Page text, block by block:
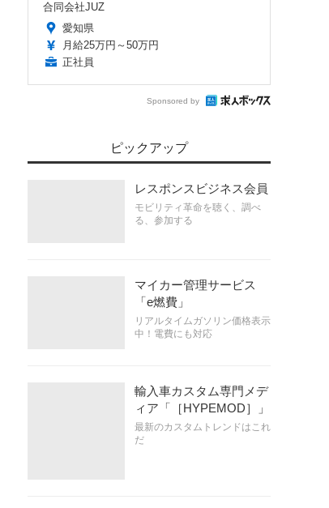
合同会社JUZ
愛知県
月給25万円～50万円
正社員
Sponsored by
ピックアップ
レスポンスビジネス会員
モビリティ革命を聴く、調べ
る、参加する
マイカー管理サービス
「e燃費」
リアルタイムガソリン価格表示
中！電費にも対応
輸入車カスタム専門メデ
ィア「［HYPEMOD］」
最新のカスタムトレンドはこれ
だ